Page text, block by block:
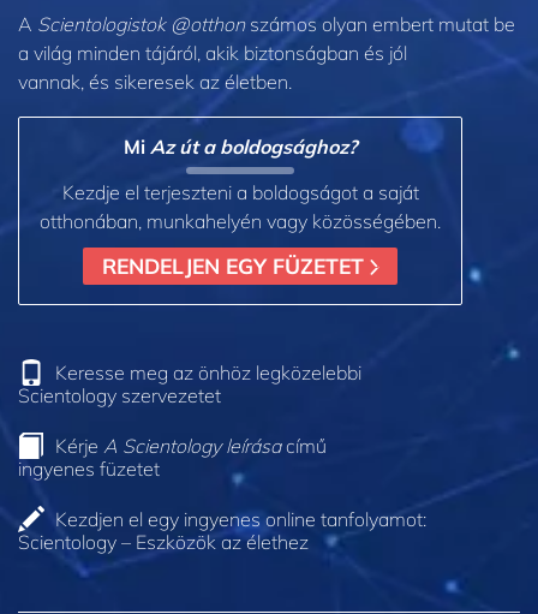
A Scientologistok @otthonszámos olyan embert mutat be
a világ minden tájáról, akik biztonságban és jól
vannak, és sikeresek az életben.
Mi Az út a boldogsághoz?
Kezdje el terjeszteni a boldogságot a saját
otthonában, munkahelyén vagy közösségében.
RENDELJEN EGY FÜZETET
Keresse meg az önhöz legközelebbi
Scientology szervezetet
Kérje A Scientology leírásacímű
ingyenes füzetet
Kezdjen el egy ingyenes online tanfolyamot:
Scientology – Eszközök az élethez